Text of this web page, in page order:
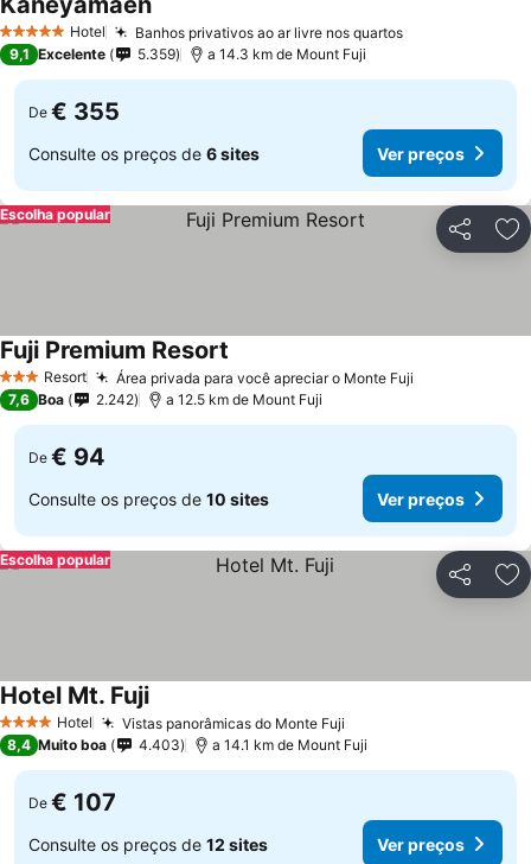
5 Estrelas Hotel Banhos privativos ao ar livre nos quartosVer preços
Ver preços
9,1 Excelente 5.359 a 14.3 km de Mount Fuji
De € 355
Consulte os preços de 6 sites Ver preços
Partilhar
Escolha popular
3 EstrelasResort Área privada para você apreciar o Monte Fuji
Fuji Premium Resort
7,6 Boa 2.242 a 12.5 km de Mount Fuji
De € 94
Consulte os preços de 10 sites Ver preços
Partilhar
Escolha popular
4 EstrelasHotel Vistas panorâmicas do Monte Fuji
Hotel Mt. FujiVer preços
8,4 Muito boa 4.403 a 14.1 km de Mount Fuji
De € 107
Consulte os preços de 12 sites Ver preços